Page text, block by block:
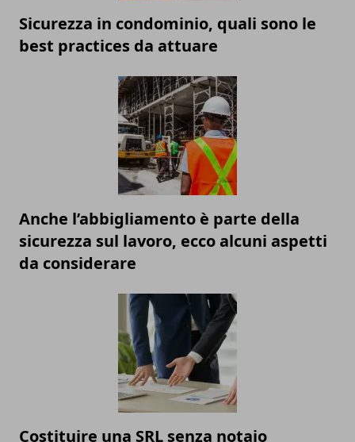
Sicurezza in condominio, quali sono le
best practices da attuare
Anche l’abbigliamento è parte della
sicurezza sul lavoro, ecco alcuni aspetti
da considerare
Costituire una SRL senza notaio